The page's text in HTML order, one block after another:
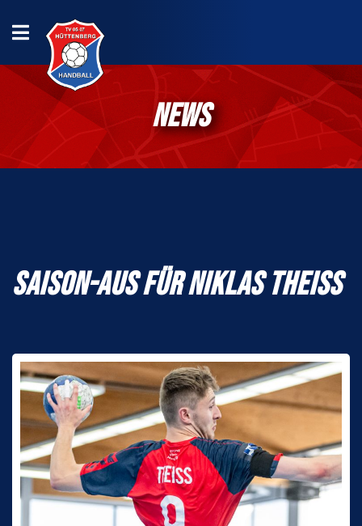
NEWS
SAISON-AUS FÜR NIKLAS THEISS